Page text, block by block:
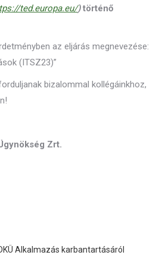
ted.europa.eu/)történő
az eljárás megnevezése:
(ITSZ23)”
bizalommal kollégáinkhoz,
Zrt.
Alkalmazás karbantartásáról